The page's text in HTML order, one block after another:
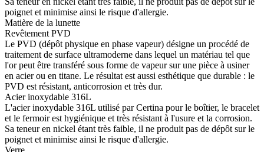
poignet et minimise ainsi le risque d'allergie.
Matière de la lunette
Revêtement PVD
Le PVD (dépôt physique en phase vapeur) désigne un procédé de
traitement de surface ultramoderne dans lequel un matériau tel que
l'or peut être transféré sous forme de vapeur sur une pièce à usiner
en acier ou en titane. Le résultat est aussi esthétique que durable : le
PVD est résistant, anticorrosion et très dur.
Acier inoxydable 316L
L'acier inoxydable 316L utilisé par Certina pour le boîtier, le bracelet
et le fermoir est hygiénique et très résistant à l'usure et la corrosion.
Sa teneur en nickel étant très faible, il ne produit pas de dépôt sur le
poignet et minimise ainsi le risque d'allergie.